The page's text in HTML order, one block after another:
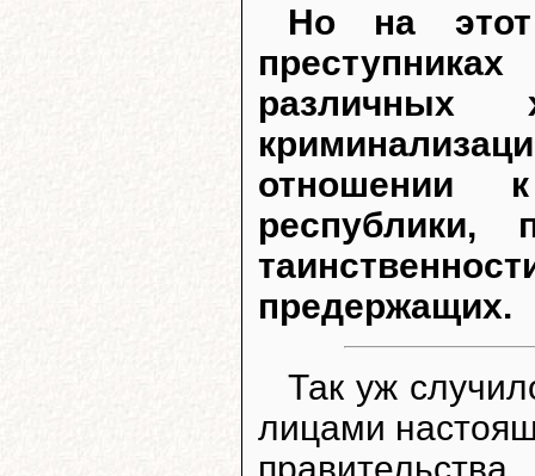
Но на
отношении
республики,
предержащих.
Так уж
лицами